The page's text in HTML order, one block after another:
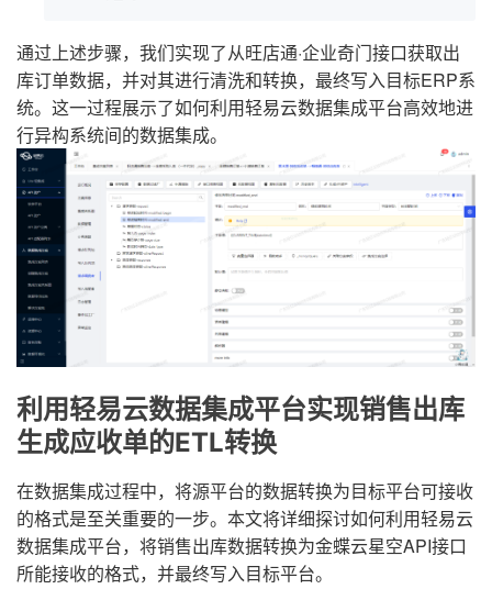
通过上述步骤，我们实现了从旺店通·企业奇门接口获取出
库订单数据，并对其进行清洗和转换，最终写入目标ERP系
统。这一过程展示了如何利用轻易云数据集成平台高效地进
行异构系统间的数据集成。
利用轻易云数据集成平台实现销售出库
生成应收单的ETL转换
在数据集成过程中，将源平台的数据转换为目标平台可接收
的格式是至关重要的一步。本文将详细探讨如何利用轻易云
数据集成平台，将销售出库数据转换为金蝶云星空API接口
所能接收的格式，并最终写入目标平台。